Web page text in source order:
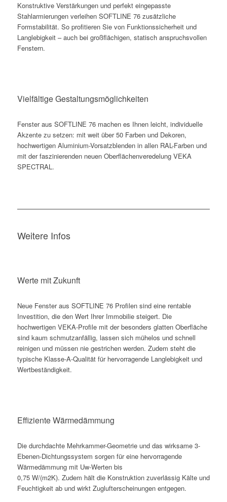
Konstruktive Verstärkungen und perfekt eingepasste
Stahlarmierungen verleihen SOFTLINE 76 zusätzliche
Formstabilität. So profitieren Sie von Funktionssicherheit und
Langlebigkeit – auch bei großflächigen, statisch anspruchsvollen
Fenstern.
Vielfältige Gestaltungsmöglichkeiten
Fenster aus SOFTLINE 76 machen es Ihnen leicht, individuelle
Akzente zu setzen: mit weit über 50 Farben und Dekoren,
hochwertigen Aluminium-Vorsatzblenden in allen RAL-Farben und
mit der faszinierenden neuen Oberflächenveredelung VEKA
SPECTRAL.
Weitere Infos
Werte mit Zukunft
Neue Fenster aus SOFTLINE 76 Profilen sind eine rentable
Investition, die den Wert Ihrer Immobilie steigert. Die
hochwertigen VEKA-Profile mit der besonders glatten Oberfläche
sind kaum schmutzanfällig, lassen sich mühelos und schnell
reinigen und müssen nie gestrichen werden. Zudem steht die
typische Klasse-A-Qualität für hervorragende Langlebigkeit und
Wertbeständigkeit.
Effiziente Wärmedämmung
Die durchdachte Mehrkammer-Geometrie und das wirksame 3-
Ebenen-Dichtungssystem sorgen für eine hervorragende
Wärmedämmung mit Uw-Werten bis
0,75 W/(m2K). Zudem hält die Konstruktion zuverlässig Kälte und
Feuchtigkeit ab und wirkt Zuglufterscheinungen entgegen.